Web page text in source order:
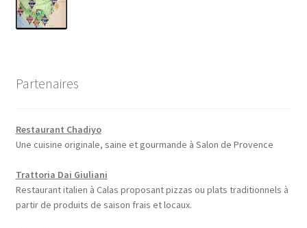
Partenaires
Restaurant Chadiyo
Une cuisine originale, saine et gourmande à Salon de Provence
Trattoria Dai Giuliani
Restaurant italien à Calas proposant pizzas ou plats traditionnels à
partir de produits de saison frais et locaux.